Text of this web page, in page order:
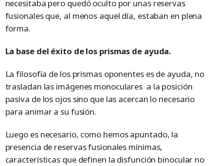
necesitaba pero quedó oculto por unas reservas
fusionales que, al menos aquel día, estaban en plena
forma.
La base del éxito de los prismas de ayuda.
La filosofía de los prismas oponentes es de ayuda, no
trasladan las imágenes monoculares a la posición
pasiva de los ojos sino que las acercan lo necesario
para animar a su fusión.
Luego es necesario, como hemos apuntado, la
presencia de reservas fusionales mínimas,
características que definen la disfunción binocular no